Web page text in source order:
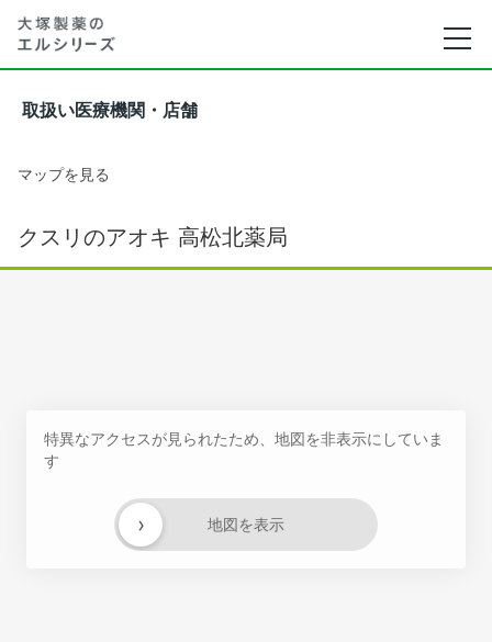
取扱い医療機関・店舗
マップを見る
クスリのアオキ 高松北薬局
特異なアクセスが見られたため、地図を非表示にしていま
す
地図を表示
›